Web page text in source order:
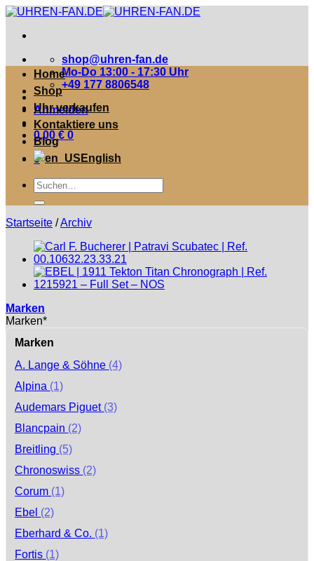
Zum
springen
shop@uhren-fan.de
Mo-Do 13:00 - 17:30 Uhr
+49 177 8806548
Anmelden
0,00 € 0
0
Home
Shop
Uhr verkaufen
Kontaktiere uns
Blog
English
Suche
nach:
Startseite /Archiv
Marken
Marken*
Marken
A. Lange & Söhne (4)
Alpina (1)
Audemars Piguet (3)
Blancpain (2)
Breitling (5)
Chronoswiss (2)
Corum (1)
Ebel (2)
Eberhard & Co. (1)
Fortis (1)